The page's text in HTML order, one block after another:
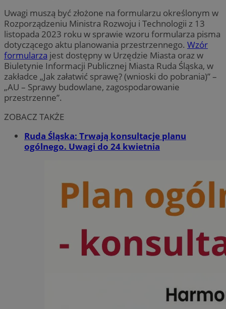
Uwagi muszą być złożone na formularzu określonym w
Rozporządzeniu Ministra Rozwoju i Technologii z 13
listopada 2023 roku w sprawie wzoru formularza pisma
dotyczącego aktu planowania przestrzennego. Wzór
formularza jest dostępny w Urzędzie Miasta oraz w
Biuletynie Informacji Publicznej Miasta Ruda Śląska, w
zakładce „Jak załatwić sprawę? (wnioski do pobrania)” –
„AU – Sprawy budowlane, zagospodarowanie
przestrzenne”.
ZOBACZ TAKŻE
Ruda Śląska: Trwają konsultacje planu
ogólnego. Uwagi do 24 kwietnia